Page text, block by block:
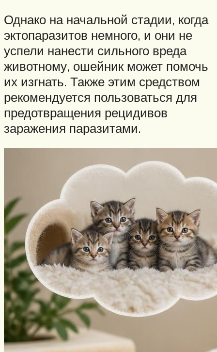
Однако на начальной стадии, когда
эктопаразитов немного, и они не
успели нанести сильного вреда
животному, ошейник может помочь
их изгнать. Также этим средством
рекомендуется пользоваться для
предотвращения рецидивов
заражения паразитами.